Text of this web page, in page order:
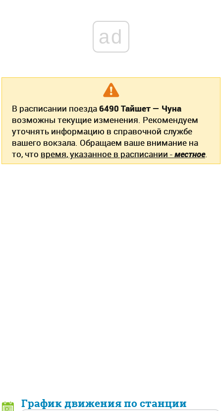
ad
В расписании поезда6490 Тайшет — Чуна
возможны текущие изменения. Рекомендуем
уточнять информацию в справочной службе
вашего вокзала. Обращаем ваше внимание на
то, что время, указанное в расписании -местное.
График движения по станции